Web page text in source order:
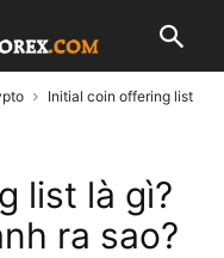
Initial coin offering list
list là gì?
ra sao?